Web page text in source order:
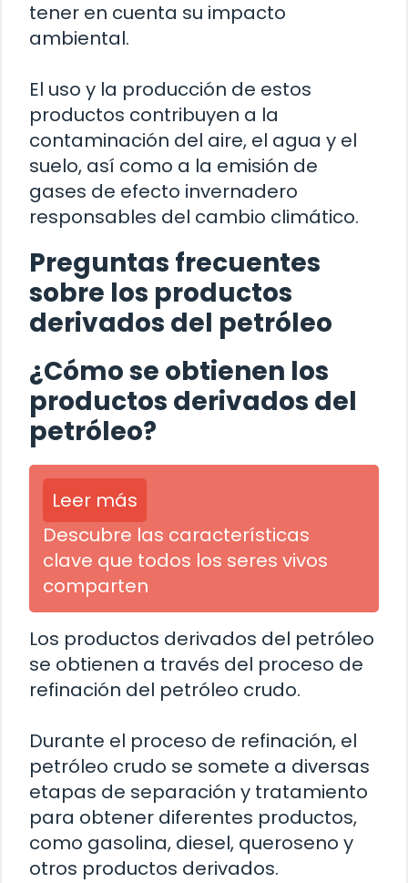
tener en cuenta su impacto
ambiental.
El uso y la producción de estos
productos contribuyen a la
contaminación del aire, el agua y el
suelo, así como a la emisión de
gases de efecto invernadero
responsables del cambio climático.
Preguntas frecuentes
sobre los productos
derivados del petróleo
¿Cómo se obtienen los
productos derivados del
petróleo?
Leer más
Descubre las características
clave que todos los seres vivos
comparten
Los productos derivados del petróleo
se obtienen a través del proceso de
refinación del petróleo crudo.
Durante el proceso de refinación, el
petróleo crudo se somete a diversas
etapas de separación y tratamiento
para obtener diferentes productos,
como gasolina, diesel, queroseno y
otros productos derivados.